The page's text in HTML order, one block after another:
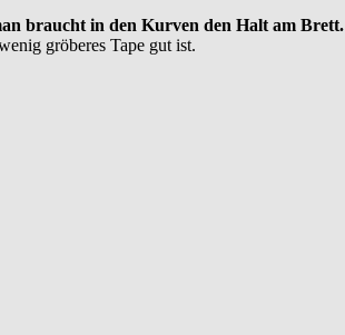
braucht in den Kurven den Halt am Brett.
gröberes Tape gut ist.